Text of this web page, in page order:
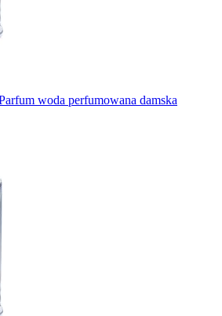
woda perfumowana damska